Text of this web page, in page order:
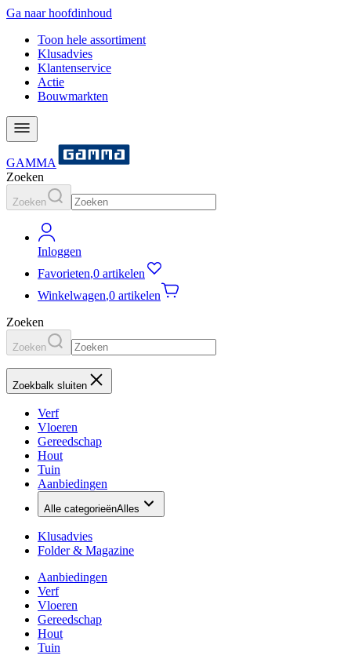
Ga naar hoofdinhoud
Toon hele assortiment
Klusadvies
Klantenservice
Actie
Bouwmarkten
GAMMA
Zoeken
Zoeken
Inloggen
Favorieten,0 artikelen
Winkelwagen,0 artikelen
Zoeken
Zoeken
Zoekbalk sluiten
Verf
Vloeren
Gereedschap
Hout
Tuin
Aanbiedingen
Alle categorieënAlles
Klusadvies
Folder & Magazine
Aanbiedingen
Verf
Vloeren
Gereedschap
Hout
Tuin